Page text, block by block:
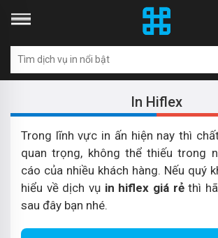
In Hiflex
Trong lĩnh vực in ấn hiện nay thì
quan trọng, không thể thiếu trong
cáo của nhiều khách hàng. Nếu quý
hiểu về dịch vụ in hiflex giá rẻthì
sau đây bạn nhé.